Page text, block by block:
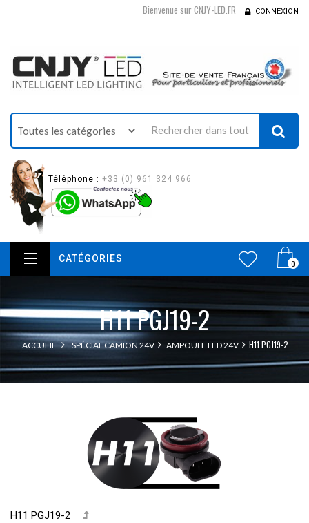
Bienvenue sur CNJY-LED.FR CONNEXION
Téléphone : +33 (0) 961 324 966
0
CATÉGORIES
H11 PGJ19-2
ACCUEIL SPÉCIAL CAMION 24V AMPOULE LED 24V H11 PGJ19-2
H11 PGJ19-2